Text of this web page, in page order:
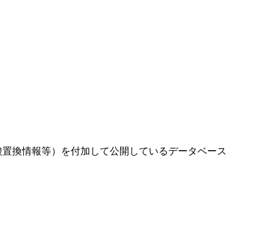
換情報等）を付加して公開しているデータベース